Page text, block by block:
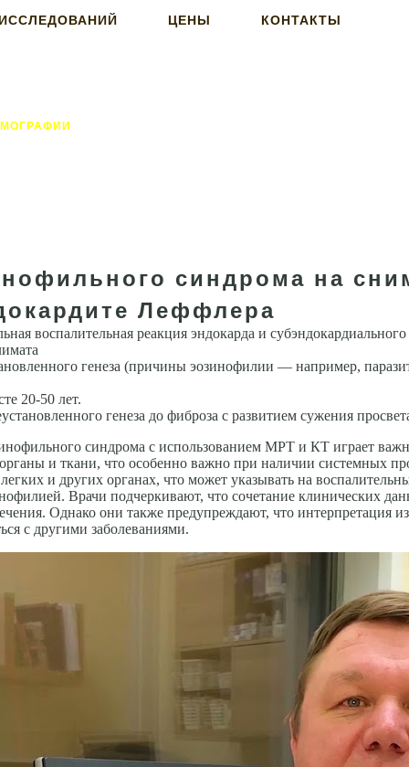
ЦЕНЫ КОНТАКТЫ
синдрома на
Леффлера
воспалительная реакция эндокарда и
генеза (причины эозинофилии — например,
20-50 лет.
генеза до фиброза с развитием сужения
синдрома с использованием МРТ и КТ играет
и ткани, что особенно важно при наличии системных
и других органах, что может указывать на
Врачи подчеркивают, что сочетание клинических
Однако они также предупреждают, что интерпретация
с другими заболеваниями.